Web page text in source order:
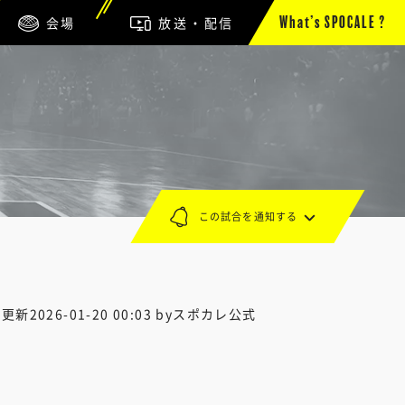
会場 放送・配信 What’s SPOCALE ?
新2026-01-20 00:03 byスポカレ公式
この試合を通知する